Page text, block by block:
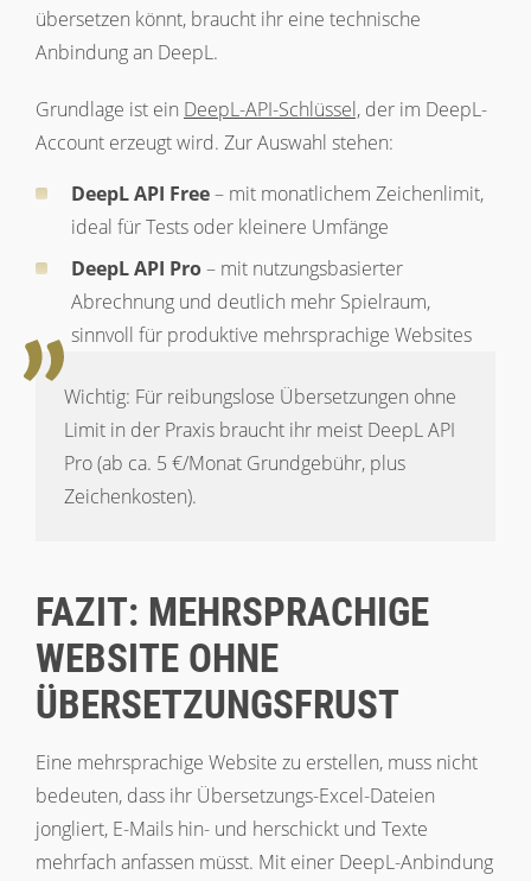
übersetzen könnt, braucht ihr eine technische
Anbindung an DeepL.
Grundlage ist ein DeepL-API-Schlüssel, der im DeepL-
Account erzeugt wird. Zur Auswahl stehen:
DeepL API Free– mit monatlichem Zeichenlimit,
ideal für Tests oder kleinere Umfänge
DeepL API Pro– mit nutzungsbasierter
Abrechnung und deutlich mehr Spielraum,
sinnvoll für produktive mehrsprachige Websites
Wichtig: Für reibungslose Übersetzungen ohne
Limit in der Praxis braucht ihr meist DeepL API
Pro (ab ca. 5 €/Monat Grundgebühr, plus
Zeichenkosten).
FAZIT: MEHRSPRACHIGE
WEBSITE OHNE
ÜBERSETZUNGSFRUST
Eine mehrsprachige Website zu erstellen, muss nicht
bedeuten, dass ihr Übersetzungs-Excel-Dateien
jongliert, E-Mails hin- und herschickt und Texte
mehrfach anfassen müsst. Mit einer DeepL-Anbindung